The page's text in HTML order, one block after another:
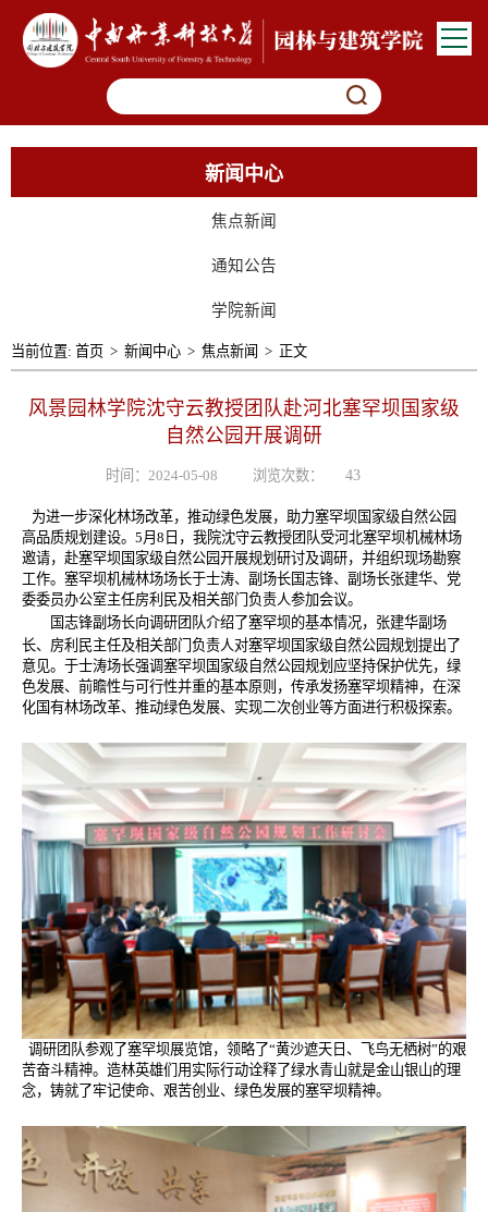
新闻中心
焦点新闻
通知公告
学院新闻
当前位置: 首页 > 新闻中心 > 焦点新闻 > 正文
风景园林学院沈守云教授团队赴河北塞罕坝国家级
自然公园开展调研
时间：2024-05-08 浏览次数： 43
为进一步深化林场改革，推动绿色发展，助力塞罕坝国家级自然公园
高品质规划建设。5月8日，我院沈守云教授团队受河北塞罕坝机械林场
邀请，赴塞罕坝国家级自然公园开展规划研讨及调研，并组织现场勘察
工作。塞罕坝机械林场场长于士涛、副场长国志锋、副场长张建华、党
委委员办公室主任房利民及相关部门负责人参加会议。
国志锋副场长向调研团队介绍了塞罕坝的基本情况，张建华副场
长、房利民主任及相关部门负责人对塞罕坝国家级自然公园规划提出了
意见。于士涛场长强调塞罕坝国家级自然公园规划应坚持保护优先，绿
色发展、前瞻性与可行性并重的基本原则，传承发扬塞罕坝精神，在深
化国有林场改革、推动绿色发展、实现二次创业等方面进行积极探索。
调研团队参观了塞罕坝展览馆，领略了“黄沙遮天日、飞鸟无栖树”的艰
苦奋斗精神。造林英雄们用实际行动诠释了绿水青山就是金山银山的理
念，铸就了牢记使命、艰苦创业、绿色发展的塞罕坝精神。